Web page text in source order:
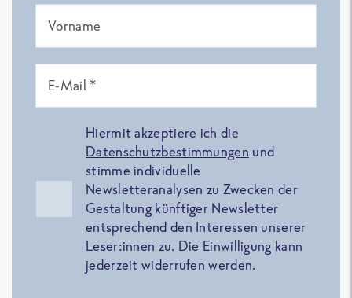
Vorname
E-Mail *
Hiermit akzeptiere ich die
Datenschutzbestimmungen und
stimme individuelle
Newsletteranalysen zu Zwecken der
Gestaltung künftiger Newsletter
entsprechend den Interessen unserer
Leser:innen zu. Die Einwilligung kann
jederzeit widerrufen werden.